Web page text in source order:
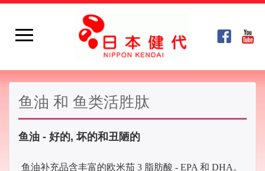
鱼油 和 鱼类活胜肽
鱼油 - 好的, 坏的和丑陋的
鱼油补充品含丰富的欧米茄 3 脂肪酸 - EPA 和 DHA。